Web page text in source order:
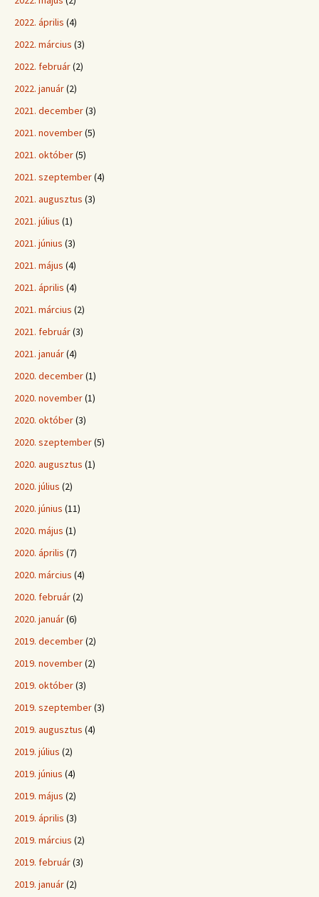
2022. április (4)
2022. március (3)
2022. február(2)
2022. január(2)
2021. december(3)
2021. november(5)
2021. október(5)
2021. szeptember(4)
2021. augusztus (3)
2021. július (1)
2021. június (3)
2021. május (4)
2021. április (4)
2021. március (2)
2021. február(3)
2021. január(4)
2020. december(1)
2020. november(1)
2020. október(3)
2020. szeptember(5)
2020. augusztus (1)
2020. július (2)
2020. június (11)
2020. május (1)
2020. április (7)
2020. március (4)
2020. február(2)
2020. január(6)
2019. december(2)
2019. november(2)
2019. október(3)
2019. szeptember(3)
2019. augusztus (4)
2019. július (2)
2019. június (4)
2019. május (2)
2019. április (3)
2019. március (2)
2019. február(3)
2019. január(2)